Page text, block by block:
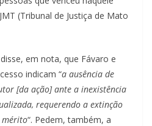
(Tribunal de Justiça de Mato
em nota, que Fávaro e
indicam “a ausência de
[da ação] ante a inexistência
requerendo a extinção
mérito“. Pedem, também, a